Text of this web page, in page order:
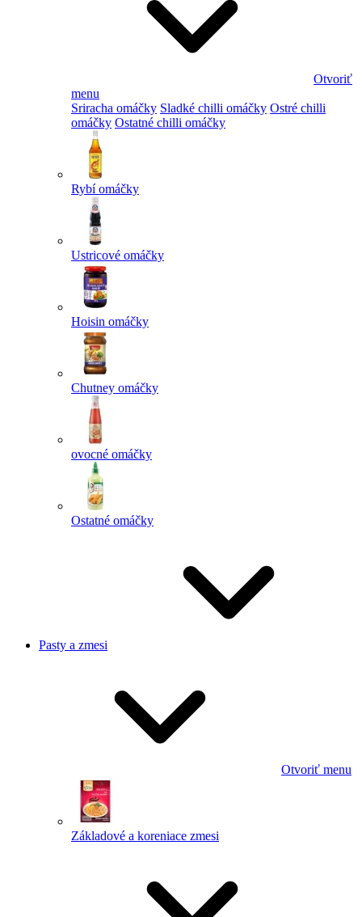
Otvoriť
menu
Sriracha omáčky Sladké chilli omáčky Ostré chilli
omáčky Ostatné chilli omáčky
Rybí omáčky
Ustricové omáčky
Hoisin omáčky
Chutney omáčky
ovocné omáčky
Ostatné omáčky
Pasty a zmesi
Otvoriť menu
Základové a koreniace zmesi